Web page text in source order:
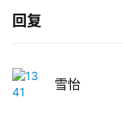
回复
雪怡